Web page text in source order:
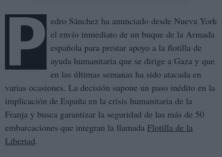
P edro Sánchez ha anunciado desde Nueva York
el envío inmediato de un buque de la Armada
española para prestar apoyo a la flotilla de
ayuda humanitaria que se dirige a Gaza y que
en las últimas semanas ha sido atacada en
varias ocasiones. La decisión supone un paso inédito en la
implicación de España en la crisis humanitaria de la
Franja y busca garantizar la seguridad de las más de 50
embarcaciones que integran la llamada Flotilla de la
Libertad.